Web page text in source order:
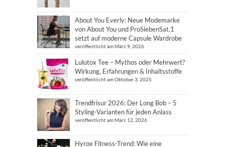
About You Everly: Neue Modemarke
von About You und ProSiebenSat.1
setzt auf moderne Capsule Wardrobe
veröffentlicht am März 9, 2026
Lulutox Tee – Mythos oder Mehrwert?
Wirkung, Erfahrungen & Inhaltsstoffe
veröffentlicht am Oktober 3, 2025
Trendfrisur 2026: Der Long Bob – 5
Styling-Varianten für jeden Anlass
veröffentlicht am März 12, 2026
Hyrox Fitness-Trend: Wie eine